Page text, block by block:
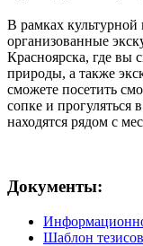
В рамках
организованные
Красноярска, где вы
природы, а также
сможете посетить
сопке и прогуляться
находятся рядом с
Документы:
Шаблон тезисов